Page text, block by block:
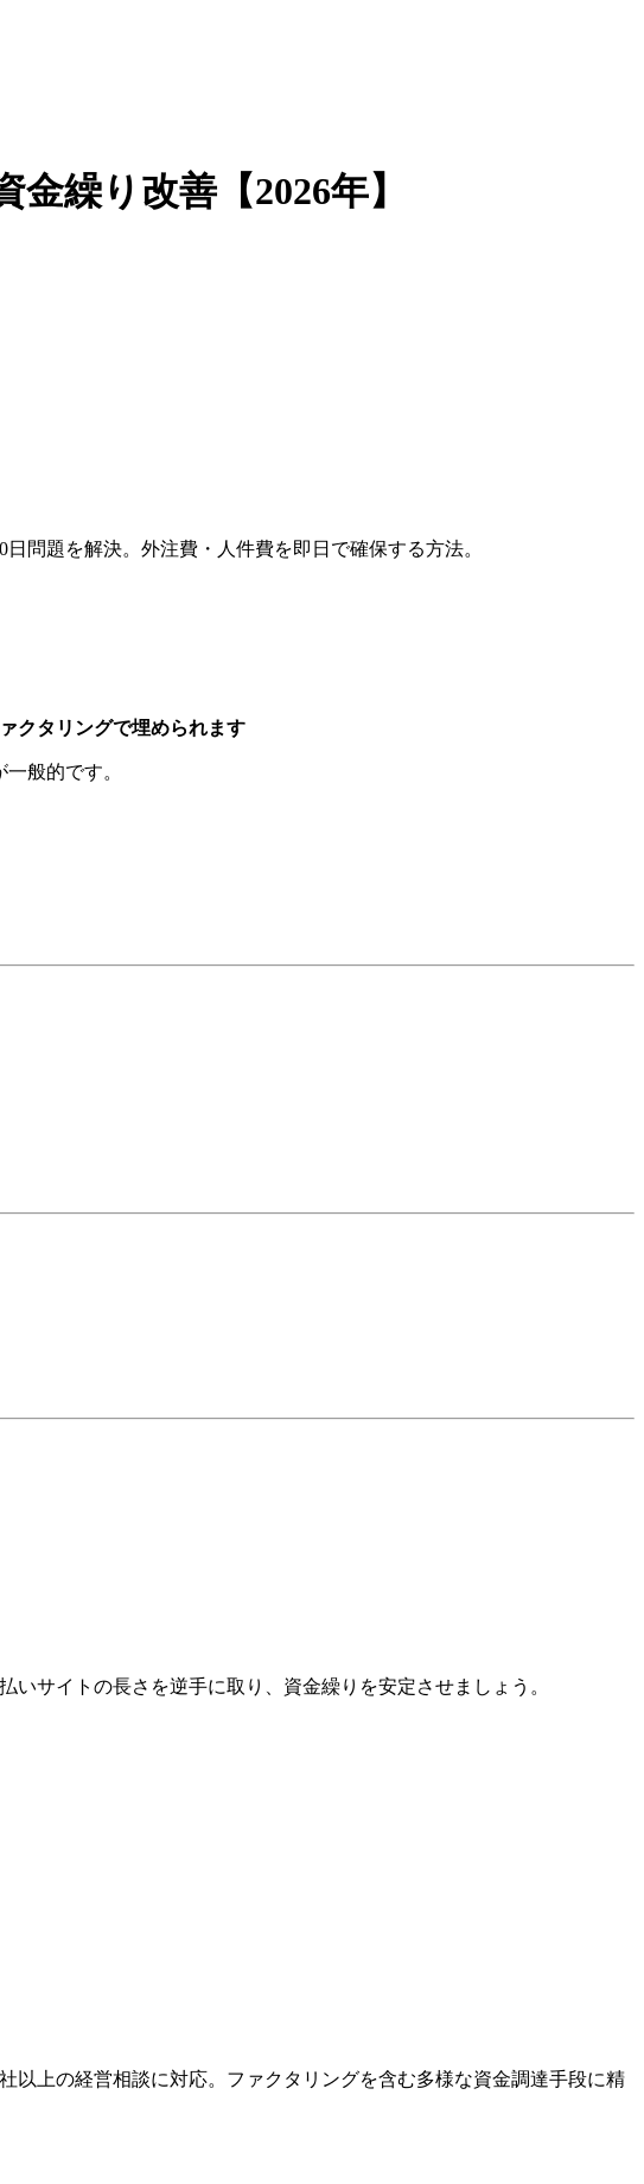
繰り改善【2026年】
問題を解決。外注費・人件費を即日で確保する方法。
クタリングで埋められます
般的です。
サイトの長さを逆手に取り、資金繰りを安定させましょう。
以上の経営相談に対応。ファクタリングを含む多様な資金調達手段に精